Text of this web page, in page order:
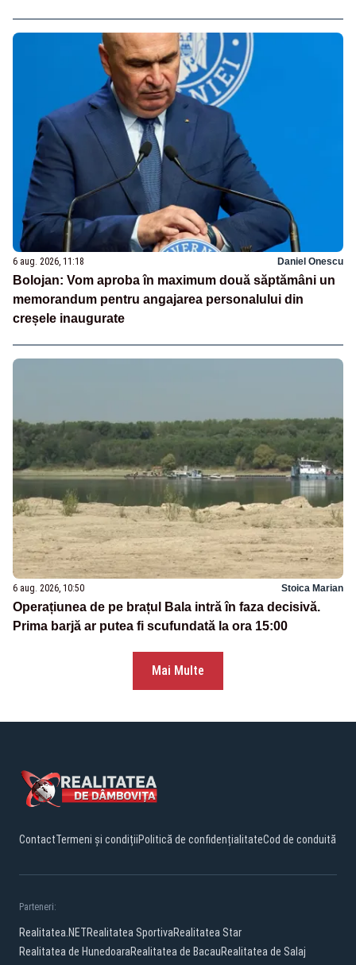
6 aug. 2026, 11:18 Daniel Onescu
Bolojan: Vom aproba în maximum două săptămâni un
memorandum pentru angajarea personalului din
creșele inaugurate
6 aug. 2026, 10:50 Stoica Marian
Operațiunea de pe brațul Bala intră în faza decisivă.
Prima barjă ar putea fi scufundată la ora 15:00
Mai Multe
ContactTermeni și condițiiPolitică de confidențialitateCod de conduită
Parteneri:
Realitatea.NETRealitatea SportivaRealitatea Star
Realitatea de HunedoaraRealitatea de BacauRealitatea de Salaj